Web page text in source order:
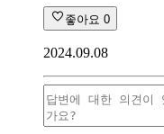
좋아요 0
2024.09.08